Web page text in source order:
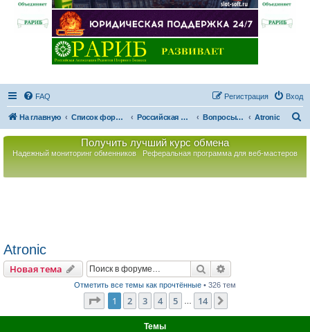
FAQ Вход
Регистрация
На главную Список форумов Российская Ассоциация Развития Игорного Бизнеса Вопросы по игорному оборудованию Atronic
Получить лучший курс обмена
Надежный мониторинг обменников Реферальная программа для веб-мастеров
Atronic
Новая тема Поиск
Отметить все темы как прочтённые • 326 тем
Страница из 14
1 2 3 4 5 14
Темы